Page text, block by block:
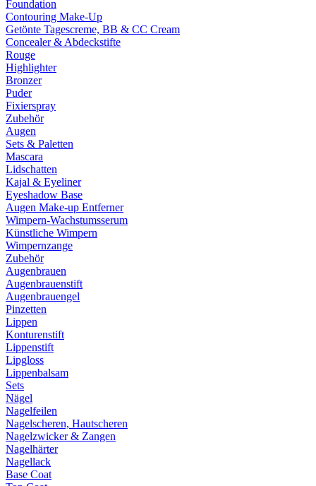
Foundation
Contouring Make-Up
Getönte Tagescreme, BB & CC Cream
Concealer & Abdeckstifte
Rouge
Highlighter
Bronzer
Puder
Fixierspray
Zubehör
Augen
Sets & Paletten
Mascara
Lidschatten
Kajal & Eyeliner
Eyeshadow Base
Augen Make-up Entferner
Wimpern-Wachstumsserum
Künstliche Wimpern
Wimpernzange
Zubehör
Augenbrauen
Augenbrauenstift
Augenbrauengel
Pinzetten
Lippen
Konturenstift
Lippenstift
Lipgloss
Lippenbalsam
Sets
Nägel
Nagelfeilen
Nagelscheren, Hautscheren
Nagelzwicker & Zangen
Nagelhärter
Nagellack
Base Coat